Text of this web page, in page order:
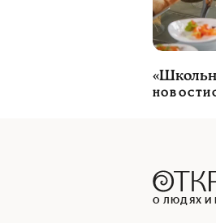
НОВОСТИ
О ЛЮДЯХ И